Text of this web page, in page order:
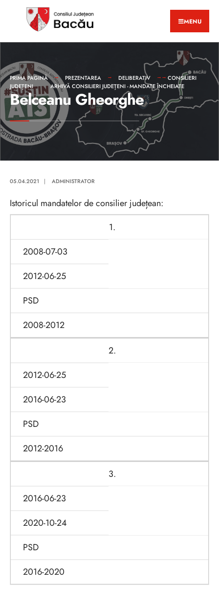
MENU
PRIMA PAGINĂ PREZENTAREA DELIBERATIV
CONSILIERI
JUDEȚENI
ARHIVĂ CONSILIERI JUDEȚENI - MANDATE ÎNCHEIATE
Belceanu Gheorghe
05.04.2021 | ADMINISTRATOR
Istoricul mandatelor de consilier județean:
1.
2008-07-03
2012-06-25
PSD
2008-2012
2.
2012-06-25
2016-06-23
PSD
2012-2016
3.
2016-06-23
2020-10-24
PSD
2016-2020